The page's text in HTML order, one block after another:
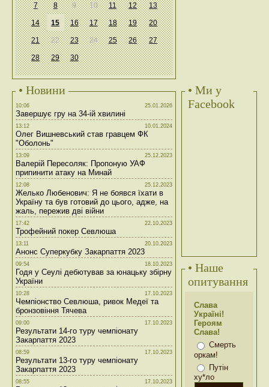
7 8 9 10 11 12 13
14 15 16 17 18 19 20
21 22 23 24 25 26 27
28 29 30
• Новини
10:06 25.01.2026
Завершує гру на 34-ій хвилині
13:12 10.01.2024
Олег Вишневський став гравцем ФК
"Оболонь"
13:09 25.12.2023
Валерій Пересоляк: Пропоную УАФ
припинити атаку на Минай
12:08 25.12.2023
Желько Любенович: Я не боявся їхати в
Україну та був готовий до цього, адже, на
жаль, пережив дві війни
17:42 22.10.2023
Трофейний покер Севлюша
13:11 20.10.2023
Анонс Суперкубку Закарпаття 2023
09:54 18.10.2023
Годя у Сеулі дебютував за юнацьку збірну
України
10:28 17.10.2023
Чемпіонство Севлюша, ривок Медеї та
бронзовіння Тячева
09:00 17.10.2023
Результати 14-го туру чемпіонату
Закарпаття 2023
08:59 17.10.2023
Результати 13-го туру чемпіонату
Закарпаття 2023
08:55 17.10.2023
• Ми у
Facebook
• Наше
опитування
Слава
Україні!
Героям
Слава!
Смерть
оркам!
Путін
ху*ло